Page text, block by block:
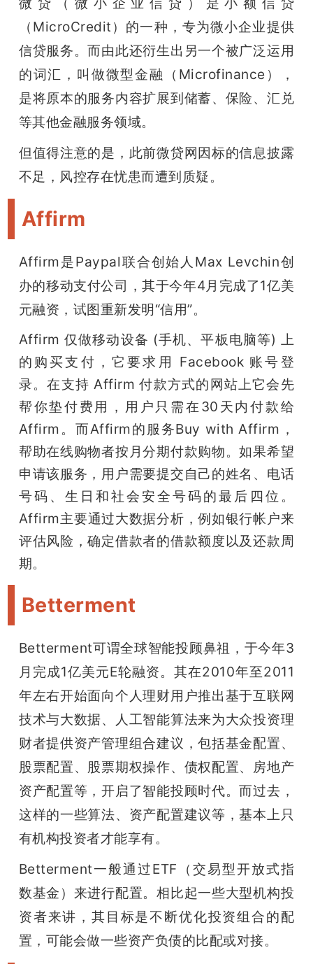
（MicroCredit）的一种，专为微小企业提供
信贷服务。而由此还衍生出另一个被广泛运用
的词汇，叫做微型金融（Microfinance），
是将原本的服务内容扩展到储蓄、保险、汇兑
等其他金融服务领域。
但值得注意的是，此前微贷网因标的信息披露
不足，风控存在忧患而遭到质疑。
Affirm
Affirm是Paypal联合创始人Max Levchin创
办的移动支付公司，其于今年4月 完成了1亿美
元融资，试图重新发明“信用”。
Affirm 仅做移动设备 (手机、平板电脑等) 上
的购买支付，它要求用 Facebook 账号登
录。在支持 Affirm 付款方式的网站上它会先
帮你垫付费用，用户只需在30天内付款给
Affirm。而Affirm的服务Buy with Affirm，
帮助在线购物者按月分期付款购物。如果希望
申请该服务，用户需要提交自己的姓名、电话
号码、生日和社会安全号码的最后四位。
Affirm主要通过大数据分析，例如银行帐户来
评估风险，确定借款者的借款额度以及还款周
期。
Betterment
Betterment可谓全球智能投顾鼻祖，于今年3
月完成1亿美元E轮融资。其在2010年至2011
年左右开始面向个人理财用户推出基于互联网
技术与大数据、人工智能算法来为大众投资理
财者提供资产管理组合建议，包括基金配置、
股票配置、股票期权操作、债权配置、房地产
资产配置等，开启了智能投顾时代。而过去，
这样的一些算法、资产配置建议等，基本上只
有机构投资者才能享有。
Betterment一般通过ETF（交易型开放式指
数基金）来进行配置。相比起一些大型机构投
资者来讲，其目标是不断优化投资组合的配
置，可能会做一些资产负债的比配或对接。